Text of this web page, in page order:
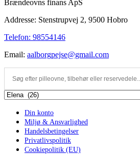
Brændeovns finans ApS
Addresse: Stenstrupvej 2, 9500 Hobro
Telefon: 98554146
Email: aalborgpejse@gmail.com
Din konto
Miljø & Ansvarlighed
Handelsbetingelser
Privatlivspolitik
Cookiepolitik (EU)